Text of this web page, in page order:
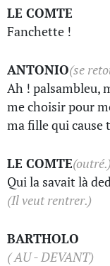
LE COMTE
Fanchette !
ANTONIO(se
Ah ! palsambleu,
me choisir pour
ma fille qui
LE COMTE(outré.)
Qui la savait là
(Il veut rentrer.)
BARTHOLO
( AU - DEVANT)